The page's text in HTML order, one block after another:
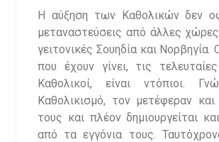
Η αύξηση των Καθολικών δεν
μεταναστεύσεις από άλλες
γειτονικές Σουηδία και Νορβηγία.
που έχουν γίνει, τις
Καθολικοί, είναι ντόπιοι.
Καθολικισμό, τον μετέφεραν
τους και πλέον δημιουργείται
από τα εγγόνια τους.